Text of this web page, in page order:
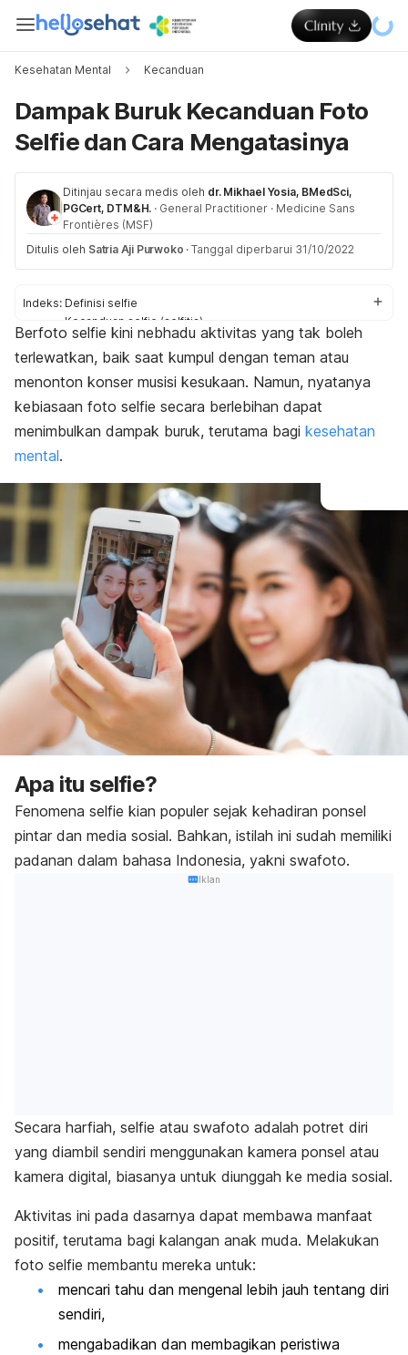
Kesehatan Mental Kecanduan
Dampak Buruk Kecanduan Foto
Selfie dan Cara Mengatasinya
Ditinjau secara medis oleh dr. Mikhael Yosia, BMedSci,
PGCert, DTM&H. · General Practitioner · Medicine Sans
Frontières (MSF)
Ditulis oleh Satria Aji Purwoko · Tanggal diperbarui 31/10/2022
Indeks: Definisi selfie
Kecanduan selfie (selfitis)
Dampak
Tips mengatasi kecanduan
Berfoto selfie kini nebhadu aktivitas yang tak boleh
terlewatkan, baik saat kumpul dengan teman atau
menonton konser musisi kesukaan. Namun, nyatanya
kebiasaan foto selfie secara berlebihan dapat
menimbulkan dampak buruk, terutama bagi kesehatan
mental.
Apa itu selfie?
Fenomena selfie kian populer sejak kehadiran ponsel
pintar dan media sosial. Bahkan, istilah ini sudah memiliki
padanan dalam bahasa Indonesia, yakni swafoto.
Iklan
Secara harfiah, selfie atau swafoto adalah potret diri
yang diambil sendiri menggunakan kamera ponsel atau
kamera digital, biasanya untuk diunggah ke media sosial.
Aktivitas ini pada dasarnya dapat membawa manfaat
positif, terutama bagi kalangan anak muda. Melakukan
foto selfie membantu mereka untuk:
mencari tahu dan mengenal lebih jauh tentang diri
sendiri,
mengabadikan dan membagikan peristiwa